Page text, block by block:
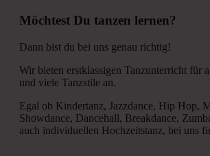
Möchtest Du tanzen lernen?
Dann bist du bei uns genau richtig!
Wir bieten erstklassigen Tanzunterricht für
und viele Tanzstile an.
Egal ob Kindertanz, Jazzdance, Hip Hop,
Showdance, Dancehall, Breakdance,
auch individuellen Hochzeitstanz, bei uns